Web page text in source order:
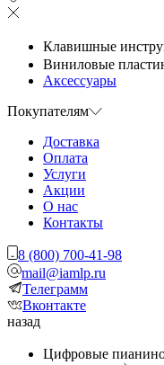
Клавишные
Виниловые
Аксессуары
Покупателям
Доставка
Оплата
Услуги
Акции
О нас
Контакты
8 (800) 700-41-98
mail@iamlp.ru
Телеграмм
Вконтакте
назад
Цифровые